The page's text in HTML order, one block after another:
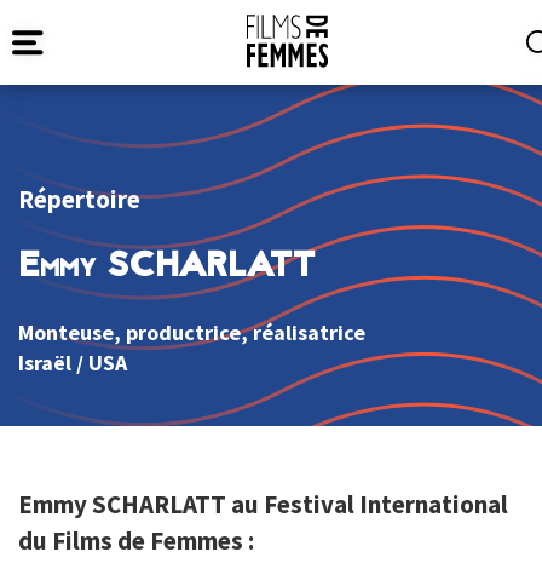
Répertoire
Emmy SCHARLATT
Monteuse, productrice, réalisatrice
Israël / USA
Emmy SCHARLATT au Festival International
du Films de Femmes :